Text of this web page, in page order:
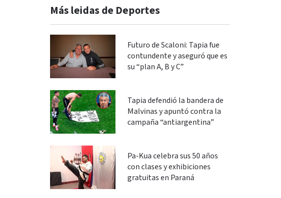
Más leidas de Deportes
Futuro de Scaloni: Tapia fue
contundente y aseguró que es
su “plan A, B y C”
Tapia defendió la bandera de
Malvinas y apuntó contra la
campaña “antiargentina”
Pa-Kua celebra sus 50 años
con clases y exhibiciones
gratuitas en Paraná